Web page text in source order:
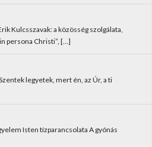
Kulcsszavak: a közösség szolgálata,
persona Christi”, […]
legyetek, mert én, az Úr, a ti
Isten tízparancsolata A gyónás